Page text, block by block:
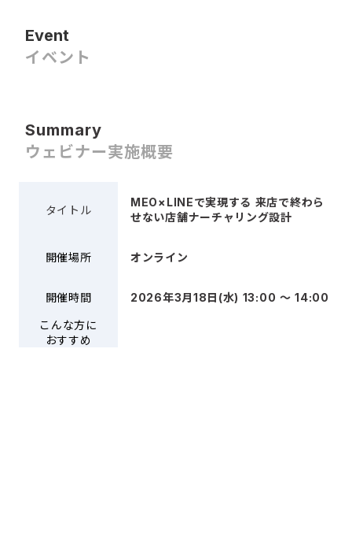
Event
イベント
Summary
ウェビナー実施概要
タイトル
MEO×LINEで実現する 来店で終わら
せない店舗ナーチャリング設計
開催場所 オンライン
開催時間 2026年3月18日(水) 13:00 〜 14:00
こんな方に
おすすめ